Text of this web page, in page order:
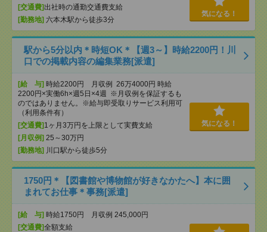
[交通費]出社時の通勤交通費支給
[勤務地] 六本木駅から徒歩3分
気になる！
駅から5分以内＊時短OK＊【週3～】時給2200円！川
口での掲載内容の編集業務[派遣]
[給 与] 時給2200円 月収例 26万4000円 時給
2200円×実働6h×週5日×4週 ※月収例を保証するも
のではありません。※給与即受取りサービス利用可
（利用条件有）
[交通費]1ヶ月3万円を上限として実費支給
[月収例] 25～30万円
[勤務地] 川口駅から徒歩5分
気になる！
1750円＊【図書館や博物館が好きなかたへ】本に囲
まれてお仕事＊事務[派遣]
[給 与] 時給1750円 月収例 245,000円
[交通費]全額支給